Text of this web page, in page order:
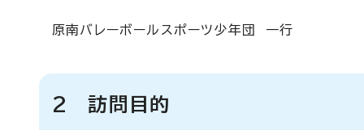
原南バレーボールスポーツ少年団 一行
2 訪問目的